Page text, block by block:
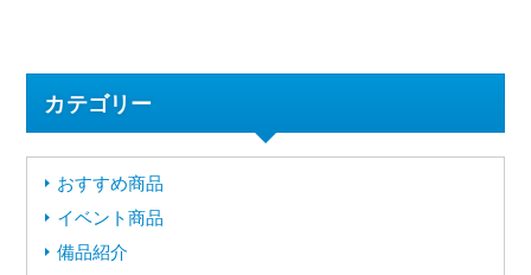
カテゴリー
おすすめ商品
イベント商品
備品紹介